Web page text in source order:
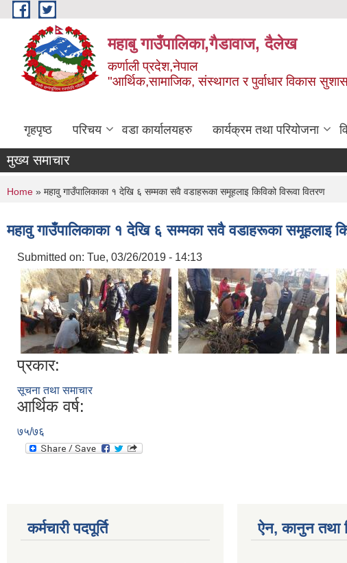
Skip to main content
महाबु गाउँपालिका,गैडावाज, दैलेख
कर्णाली प्रदेश,नेपाल
"आर्थिक,सामाजिक, संस्थागत र पुर्वाधार विकास
गृहपृष्ठ परिचय वडा कार्यालयहरु कार्यक्रम तथा परियोजना
मुख्य समाचार
You are here
Home » महावु गाउँपालिकाका १ देखि ६ सम्मका सवै वडाहरूका समूहलाइ किविको विरूवा वितरण
महावु गाउँपालिकाका १ देखि ६ सम्मका सवै वडाहरूका समूहलाइ
Submitted on: Tue, 03/26/2019 - 14:13
प्रकार:
सूचना तथा समाचार
आर्थिक वर्ष:
७५/७६
कर्मचारी पदपूर्ति ऐन, कानुन तथा